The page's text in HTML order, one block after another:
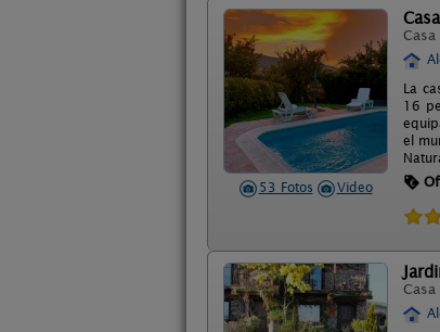
53 Fotos Video
Casa
La
16
el
Casa